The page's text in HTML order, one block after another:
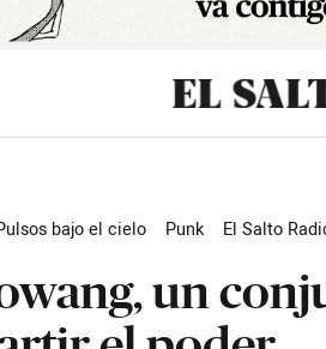
bajo el cielo Punk El Salto
un